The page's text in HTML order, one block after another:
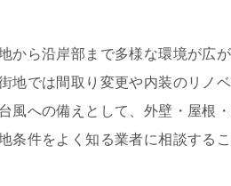
から沿岸部まで多様な環境が広
地では間取り変更や内装のリノ
風への備えとして、外壁・屋根
条件をよく知る業者に相談する